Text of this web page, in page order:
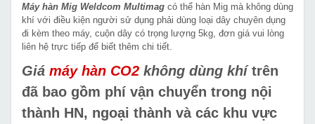
Máy hàn Mig Weldcom Multimag có thể hàn Mig mà không dùng
khí với điều kiện người sử dụng phải dùng loại dây chuyên dụng
đi kèm theo máy, cuộn dây có trọng lượng 5kg, đơn giá vui lòng
liên hệ trực tiếp để biết thêm chi tiết.
Giá máy hàn CO2 không dùng khítrên
đã bao gồm phí vận chuyển trong nội
thành HN, ngoại thành và các khu vực